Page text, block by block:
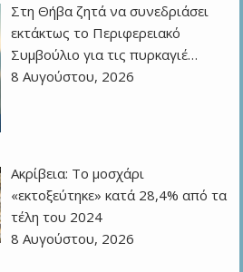
Στη Θήβα ζητά να συνεδριάσει
εκτάκτως το Περιφερειακό
Συμβούλιο για τις πυρκαγιέ…
8 Αυγούστου, 2026
Ακρίβεια: Το μοσχάρι
«εκτοξεύτηκε» κατά 28,4% από τα
τέλη του 2024
8 Αυγούστου, 2026